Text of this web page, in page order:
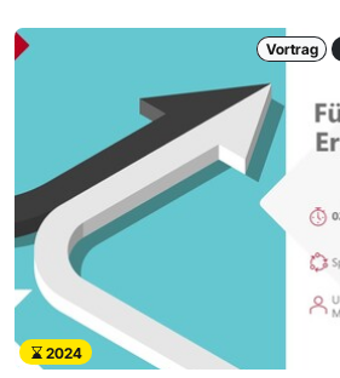
Vortrag
2024